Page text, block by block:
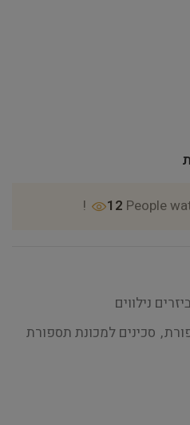
12 People
נילווים
, סכינים למכונת תספורת